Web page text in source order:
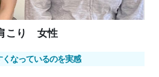
こり 女性
なっているのを実感